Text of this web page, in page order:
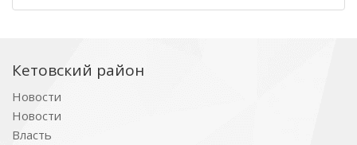
Кетовский район
Новости
Новости
Власть